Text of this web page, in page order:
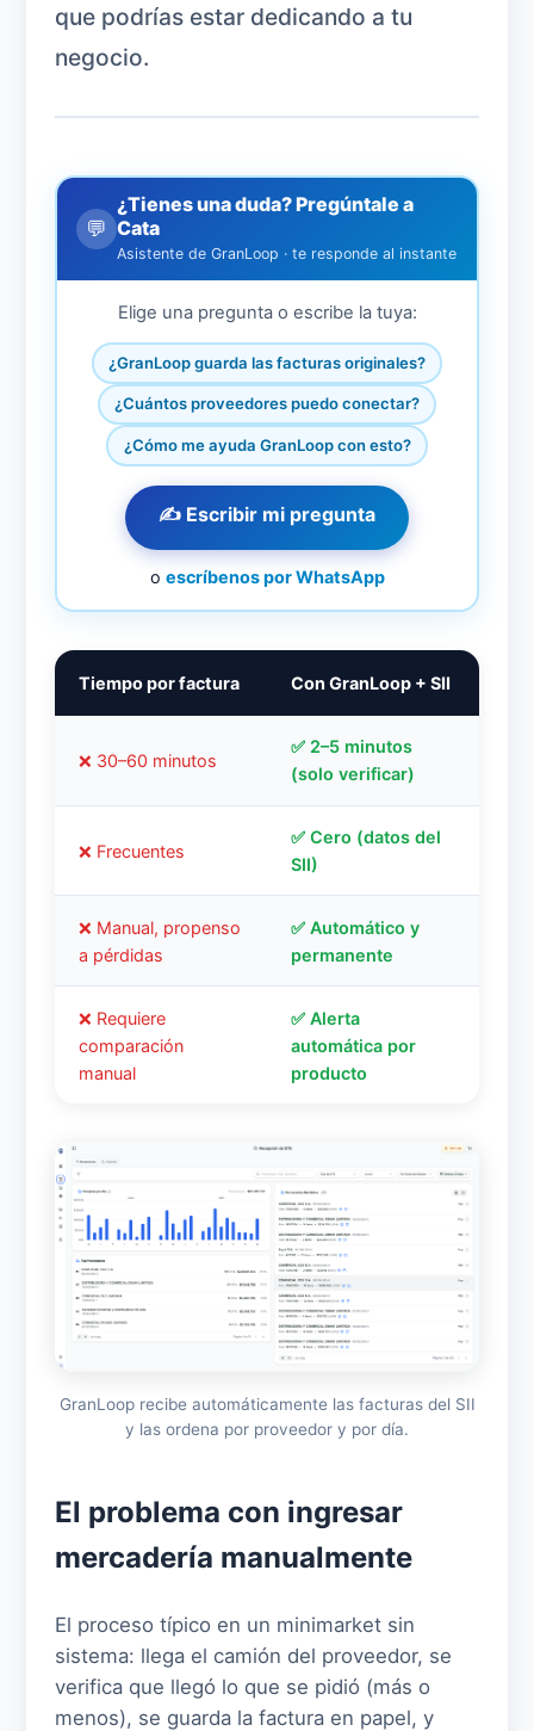
que podrías estar dedicando a tu
negocio.
💬
¿Tienes una duda? Pregúntale a
Cata
Asistente de GranLoop · te responde al instante
Elige una pregunta o escribe la tuya:
¿GranLoop guarda las facturas originales?
¿Cuántos proveedores puedo conectar?
¿Cómo me ayuda GranLoop con esto?
✍️ Escribir mi pregunta
o escríbenos por WhatsApp
Tiempo por factura Con GranLoop + SII
❌ 30–60 minutos
✅ 2–5 minutos
(solo verificar)
❌ Frecuentes
✅ Cero (datos del
SII)
❌ Manual, propenso
a pérdidas
✅ Automático y
permanente
❌ Requiere
comparación
manual
✅ Alerta
automática por
producto
GranLoop recibe automáticamente las facturas del SII
y las ordena por proveedor y por día.
El problema con ingresar
mercadería manualmente
El proceso típico en un minimarket sin
sistema: llega el camión del proveedor, se
verifica que llegó lo que se pidió (más o
menos), se guarda la factura en papel, y